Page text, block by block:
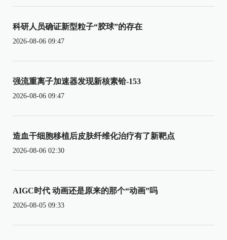
科研人员确证新型粒子“胶球”的存在
2026-08-06 09:47
强流重离子加速器发现新核素铪-153
2026-08-06 09:47
造血干细胞移植后皮肤纤维化治疗有了新靶点
2026-08-06 02:30
AIGC时代 动画还是原来的那个“动画”吗
2026-08-05 09:33